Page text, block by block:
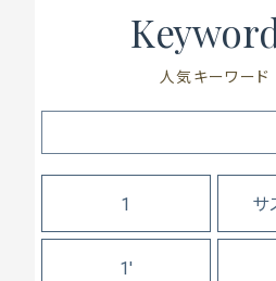
人気キーワード
1 サ
1'